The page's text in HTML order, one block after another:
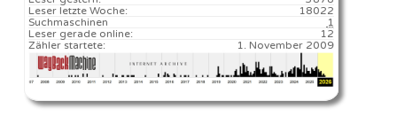
18022️
Leser letzte Woche:
1
Suchmaschinen
12
Leser gerade online:
1. November 2009
Zähler startete: